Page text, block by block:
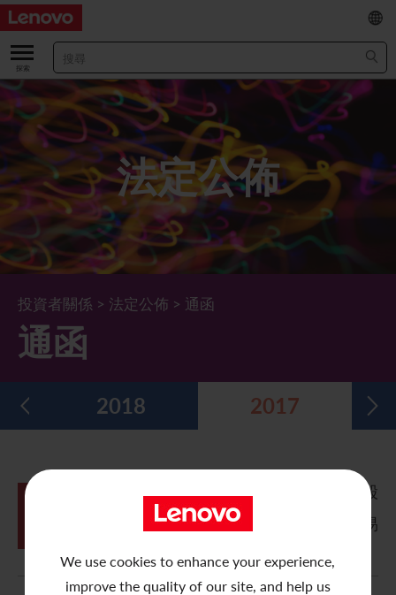
We use cookies to enhance your experience,
improve the quality of our site, and help us
關於我們
關於公司
董事長兼首席執行官報告書
管理團隊 (英文版)
公司資料
Lenovo.com
公司新聞
業績及財務數據
主要財務數據
業績及推介材料
綜合損益表
綜合全面收益表
綜合資產負債表
五年財務摘要
投資者
股票資料
股價資訊
新投資者
投資者活動年曆
過去投資者活動
股息資料
法定公佈
最新消息
年報/中期報告
公告
月報表/翌日披露報表
致非登記股東函件
企業管治
董事會
董事委員會
股東權利
可持續發展
董事會對環境、社會及管治事宜的監管
環境、社會及管治報告
聯合國可持續發展目標
新聞和資源
多媒體資料庫
EN
/
简
法定公佈
投資者關係 > 法定公佈 > 通函
通函
2018 2017
(1) 關連交易及根據特別授權建議發行股
份及紅利認股權證; (2) 申請清洗豁免;
(3) 涉及相關管理層參與事項的特別交易